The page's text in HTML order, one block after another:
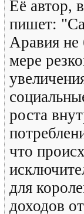
Её автор,
пишет:
Аравия не
мере
роста
что
для
доходов